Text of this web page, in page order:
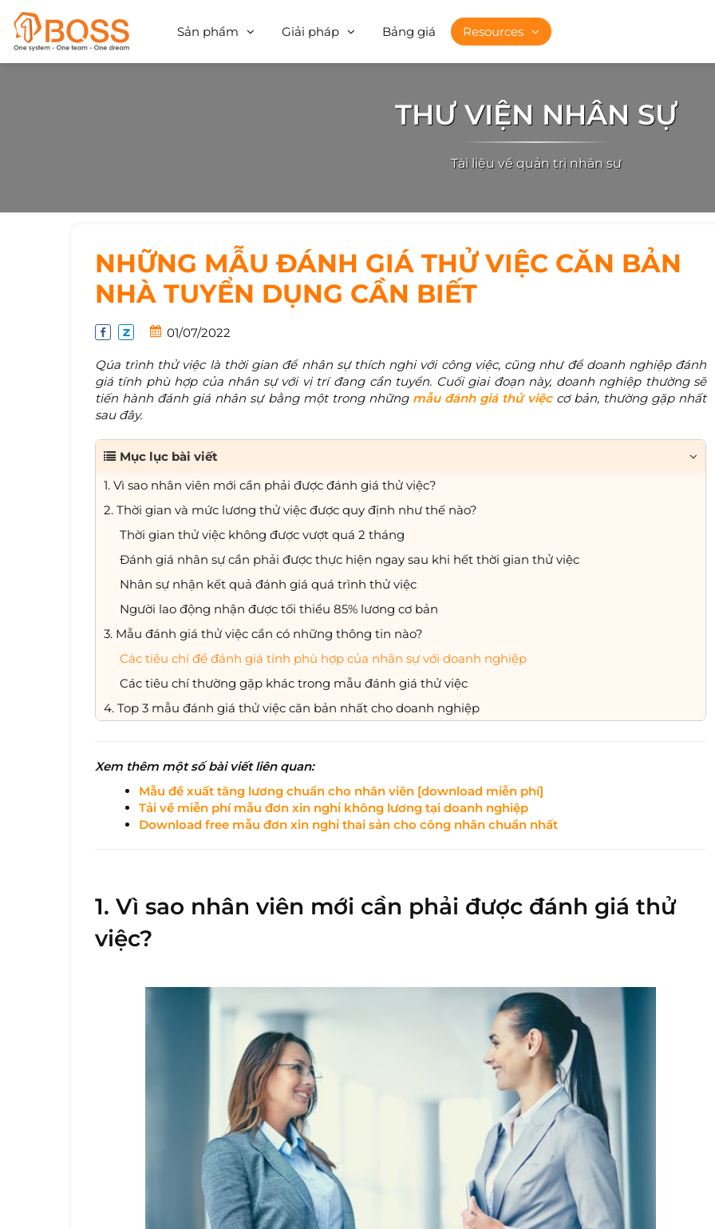
Sản phẩm Giải pháp Bảng giá Resources
THƯ VIỆN NHÂN SỰ
Tài liệu về quản trị nhân sự
NHỮNG MẪU ĐÁNH GIÁ THỬ VIỆC CĂN BẢN
NHÀ TUYỂN DỤNG CẦN BIẾT
01/07/2022
Qúa trình thử việc là thời gian để nhân sự thích nghi với công việc, cũng như để doanh nghiệp đánh
giá tính phù hợp của nhân sự với vị trí đang cần tuyển. Cuối giai đoạn này, doanh nghiệp thường sẽ
tiến hành đánh giá nhân sự bằng một trong những mẫu đánh giá thử việccơ bản, thường gặp nhất
sau đây.
Mục lục bài viết
1. Vì sao nhân viên mới cần phải được đánh giá thử việc?
2. Thời gian và mức lương thử việc được quy định như thế nào?
Thời gian thử việc không được vượt quá 2 tháng
Đánh giá nhân sự cần phải được thực hiện ngay sau khi hết thời gian thử việc
Nhân sự nhận kết quả đánh giá quá trình thử việc
Người lao động nhận được tối thiểu 85% lương cơ bản
3. Mẫu đánh giá thử việc cần có những thông tin nào?
Các tiêu chí để đánh giá tính phù hợp của nhân sự với doanh nghiệp
Các tiêu chí thường gặp khác trong mẫu đánh giá thử việc
4. Top 3 mẫu đánh giá thử việc căn bản nhất cho doanh nghiệp
Xem thêm một số bài viết liên quan:
Mẫu đề xuất tăng lương chuẩn cho nhân viên [download miễn phí]
Tải về miễn phí mẫu đơn xin nghỉ không lương tại doanh nghiệp
Download free mẫu đơn xin nghỉ thai sản cho công nhân chuẩn nhất
1. Vì sao nhân viên mới cần phải được đánh giá thử
việc?